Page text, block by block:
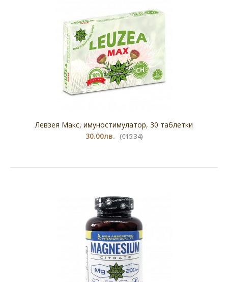
Коензим Q10, PURE GOLD, 60 капсулиХранителна
добавкаКакви са ползите от приема на Коензим
Q10, ..
Левзея Макс, имуностимулатор, 30 таблетки
30.00лв. (€15.34)